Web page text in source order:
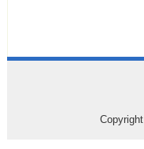
Copyright